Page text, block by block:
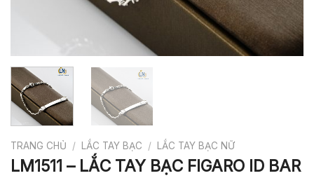
TRANG CHỦ / LẮC TAY BẠC / LẮC TAY BẠC NỮ
LM1511 – LẮC TAY BẠC FIGARO ID BAR